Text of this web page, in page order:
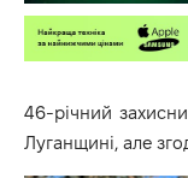
46-річний
Луганщині, але